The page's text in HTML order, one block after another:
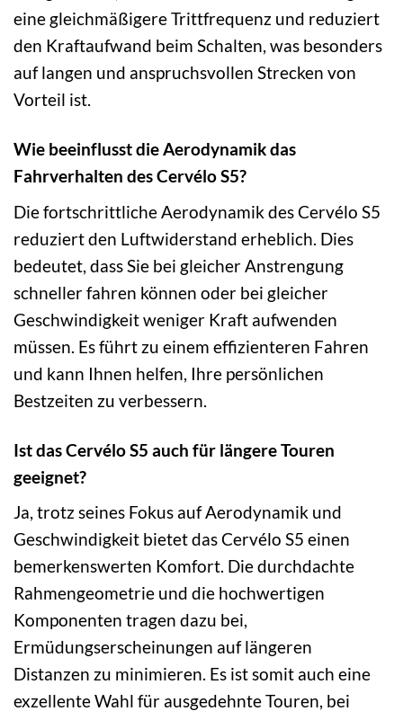
eine gleichmäßigere Trittfrequenz und reduziert
den Kraftaufwand beim Schalten, was besonders
auf langen und anspruchsvollen Strecken von
Vorteil ist.
Wie beeinflusst die Aerodynamik das
Fahrverhalten des Cervélo S5?
Die fortschrittliche Aerodynamik des Cervélo S5
reduziert den Luftwiderstand erheblich. Dies
bedeutet, dass Sie bei gleicher Anstrengung
schneller fahren können oder bei gleicher
Geschwindigkeit weniger Kraft aufwenden
müssen. Es führt zu einem effizienteren Fahren
und kann Ihnen helfen, Ihre persönlichen
Bestzeiten zu verbessern.
Ist das Cervélo S5 auch für längere Touren
geeignet?
Ja, trotz seines Fokus auf Aerodynamik und
Geschwindigkeit bietet das Cervélo S5 einen
bemerkenswerten Komfort. Die durchdachte
Rahmengeometrie und die hochwertigen
Komponenten tragen dazu bei,
Ermüdungserscheinungen auf längeren
Distanzen zu minimieren. Es ist somit auch eine
exzellente Wahl für ausgedehnte Touren, bei